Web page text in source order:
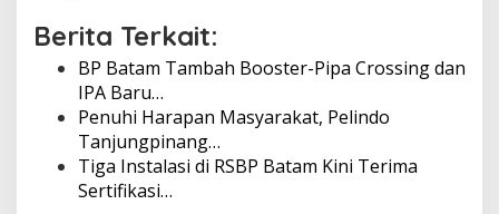
Berita Terkait:
BP Batam Tambah Booster-Pipa Crossing dan
IPA Baru…
Penuhi Harapan Masyarakat, Pelindo
Tanjungpinang…
Tiga Instalasi di RSBP Batam Kini Terima
Sertifikasi…